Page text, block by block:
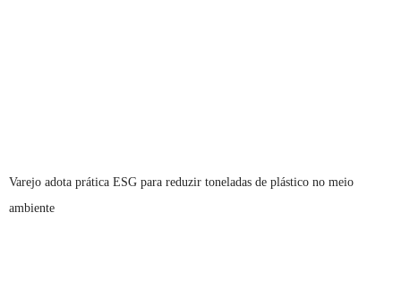
Varejo adota prática ESG para reduzir toneladas de plástico no meio
ambiente